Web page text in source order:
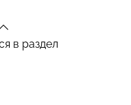
в раздел